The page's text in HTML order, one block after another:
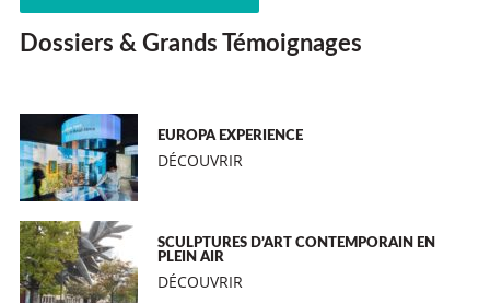
Dossiers & Grands Témoignages
EUROPA EXPERIENCE
DÉCOUVRIR
SCULPTURES D’ART CONTEMPORAIN EN
PLEIN AIR
DÉCOUVRIR